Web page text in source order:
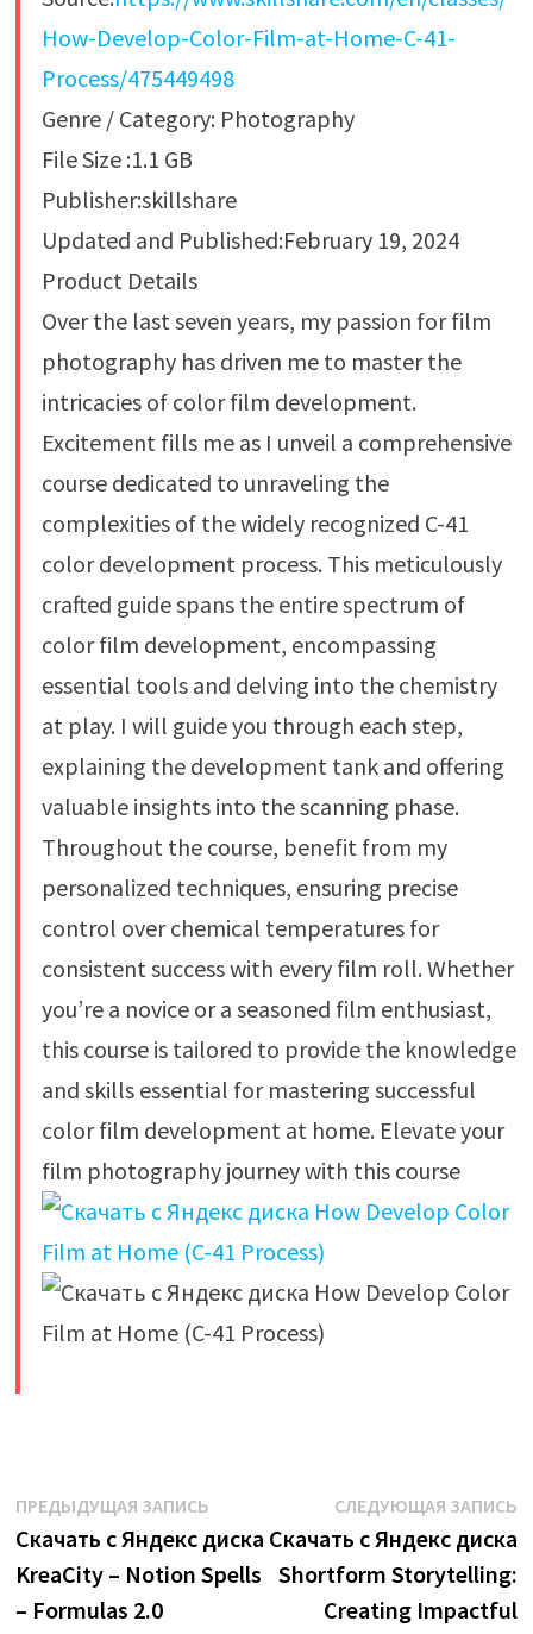
How-Develop-Color-Film-at-Home-C-41-
Process/475449498
Genre / Category: Photography
File Size :1.1 GB
Publisher:skillshare
Updated and Published:February 19, 2024
Product Details
Over the last seven years, my passion for film
photography has driven me to master the
intricacies of color film development.
Excitement fills me as I unveil a comprehensive
course dedicated to unraveling the
complexities of the widely recognized C-41
color development process. This meticulously
crafted guide spans the entire spectrum of
color film development, encompassing
essential tools and delving into the chemistry
at play. I will guide you through each step,
explaining the development tank and offering
valuable insights into the scanning phase.
Throughout the course, benefit from my
personalized techniques, ensuring precise
control over chemical temperatures for
consistent success with every film roll. Whether
you’re a novice or a seasoned film enthusiast,
this course is tailored to provide the knowledge
and skills essential for mastering successful
color film development at home. Elevate your
film photography journey with this course
Навигация
по
записям
ПРЕДЫДУЩАЯ ЗАПИСЬПредыдущая
запись:
Скачать с Яндекс диска
KreaCity – Notion Spells
– Formulas 2.0
СЛЕДУЮЩАЯ ЗАПИСЬ
Скачать с Яндекс диска
Shortform Storytelling:
Creating Impactful